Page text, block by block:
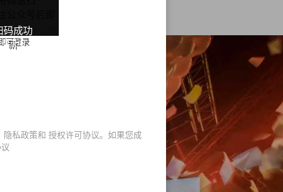
万圣节派对 元宵节
护士节派对
对
失效点击刷
新
码成功
登录中
可登录
私政策和 授权许可协议。如果您成